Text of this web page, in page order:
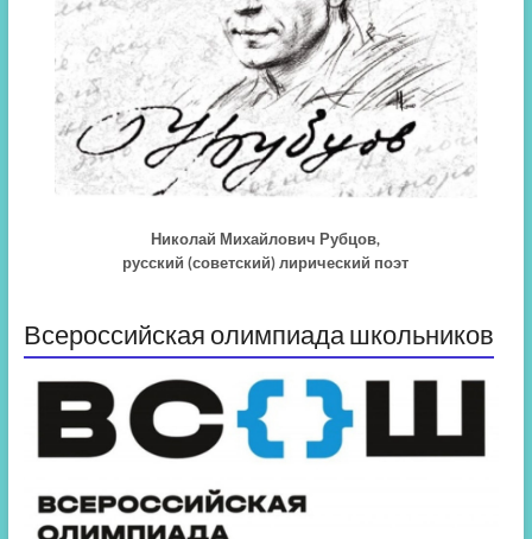
Николай Михайлович Рубцов,
русский (советский) лирический поэт
Всероссийская олимпиада школьников